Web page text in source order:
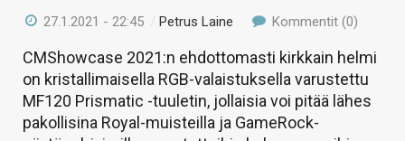
27.1.2021 - 22:45 /Petrus Laine Kommentit (0)
CMShowcase 2021:n ehdottomasti kirkkain helmi
on kristallimaisella RGB-valaistuksella varustettu
MF120 Prismatic -tuuletin, jollaisia voi pitää lähes
pakollisina Royal-muisteilla ja GameRock-